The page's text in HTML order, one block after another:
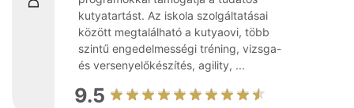
kutyatartást. Az iskola szolgáltatásai
között megtalálható a kutyaovi, több
szintű engedelmességi tréning, vizsga-
és versenyelőkészítés, agility, ...
9.5